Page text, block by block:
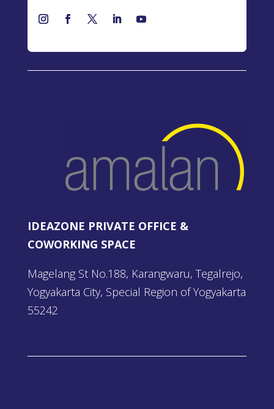
IDEAZONE PRIVATE OFFICE &
COWORKING SPACE
Magelang St No.188, Karangwaru, Tegalrejo,
Yogyakarta City, Special Region of Yogyakarta
55242